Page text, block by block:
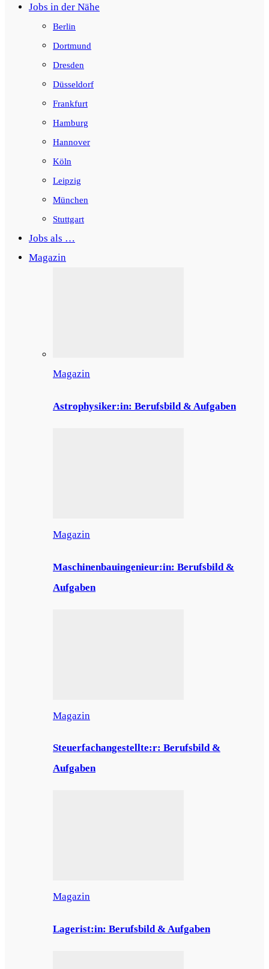
Jobs in der Nähe
Berlin
Dortmund
Dresden
Düsseldorf
Frankfurt
Hamburg
Hannover
Köln
Leipzig
München
Stuttgart
Jobs als …
Magazin
Magazin
Astrophysiker:in: Berufsbild & Aufgaben
Magazin
Maschinenbauingenieur:in: Berufsbild &
Aufgaben
Magazin
Steuerfachangestellte:r: Berufsbild &
Aufgaben
Magazin
Lagerist:in: Berufsbild & Aufgaben